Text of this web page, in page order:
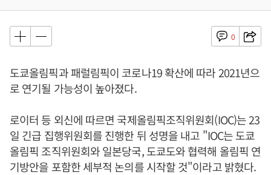
0
도쿄올림픽과 패럴림픽이 코로나19 확산에 따라 2021년으
로 연기될 가능성이 높아졌다.
로이터 등 외신에 따르면 국제올림픽조직위원회(IOC)는 23
일 긴급 집행위원회를 진행한 뒤 성명을 내고 "IOC는 도쿄
올림픽 조직위원회와 일본당국, 도쿄도와 협력해 올림픽 연
기방안을 포함한 세부적 논의를 시작할 것"이라고 밝혔다.